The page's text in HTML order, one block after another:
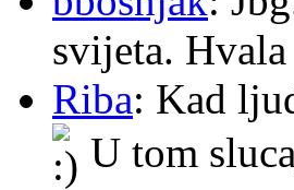
svijeta.
Riba: Kad
U tom